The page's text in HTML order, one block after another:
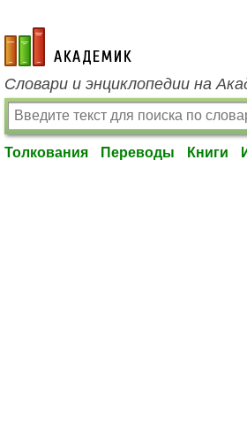
academic.ru
Словари и энциклопедии на
Толкования Переводы Книги